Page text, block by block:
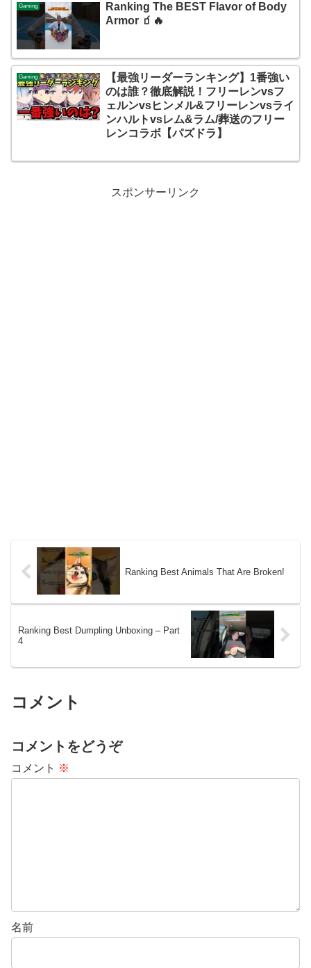
Gaming
Ranking The BEST Flavor of Body
Armor 🧃🔥
Gaming
【最強リーダーランキング】1番強い
のは誰？徹底解説！フリーレンvsフ
ェルンvsヒンメル&フリーレンvsライ
ンハルトvsレム&ラム/葬送のフリー
レンコラボ【パズドラ】
スポンサーリンク
Ranking Best Animals That Are Broken!
Ranking Best Dumpling Unboxing – Part
4
コメント
コメントをどうぞ
コメント ※
名前